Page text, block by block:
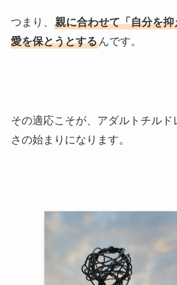
つまり、 親に合わせて「自分を
愛を保とうとするんです。
その適応こそが、アダルトチルド
さの始まりになります。